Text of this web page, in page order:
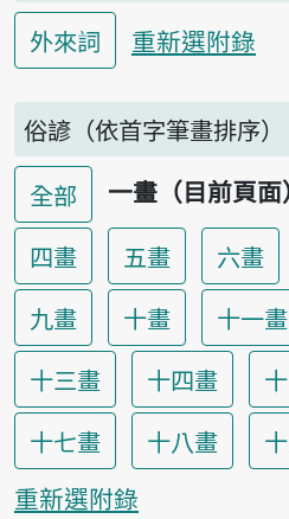
外來詞
重新選附錄
俗諺（依首字筆畫排序）
全部
一畫（目前頁面
四畫
五畫 六畫
九畫
十畫 十一畫
十三畫
十四畫
十七畫
十八畫
重新選附錄